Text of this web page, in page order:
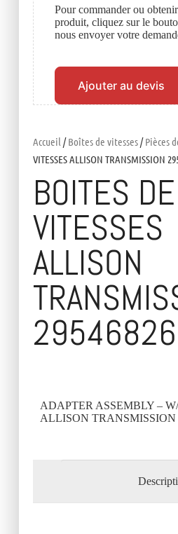
Accueil /Boîtes de vitesses/Pièces
VITESSES ALLISON TRANSMISSION
BOITES DE
VITESSES
ALLISON
29546826
ADAPTER ASSEMBLY –
ALLISON TRANSMISSION
Pour commander ou
produit, cliquez sur le
nous envoyer votre
Ajouter au devis